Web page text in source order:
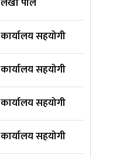
कार्यालय सहयोगी
कार्यालय सहयोगी
कार्यालय सहयोगी
कार्यालय सहयोगी